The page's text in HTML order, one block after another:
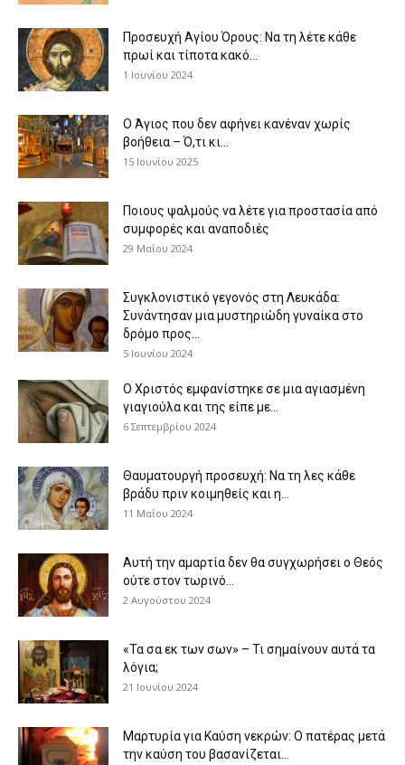
Προσευχή Αγίου Όρους: Να τη λέτε κάθε
πρωί και τίποτα κακό...
1 Ιουνίου 2024
Ο Άγιος που δεν αφήνει κανέναν χωρίς
βοήθεια – Ό,τι κι...
15 Ιουνίου 2025
Ποιους ψαλμούς να λέτε για προστασία από
συμφορές και αναποδιές
29 Μαΐου 2024
Συγκλονιστικό γεγονός στη Λευκάδα:
Συνάντησαν μια μυστηριώδη γυναίκα στο
δρόμο προς...
5 Ιουνίου 2024
Ο Χριστός εμφανίστηκε σε μια αγιασμένη
γιαγιούλα και της είπε με...
6 Σεπτεμβρίου 2024
Θαυματουργή προσευχή: Να τη λες κάθε
βράδυ πριν κοιμηθείς και η...
11 Μαΐου 2024
Αυτή την αμαρτία δεν θα συγχωρήσει ο Θεός
ούτε στον τωρινό...
2 Αυγούστου 2024
«Τα σα εκ των σων» – Τι σημαίνουν αυτά τα
λόγια;
21 Ιουνίου 2024
Μαρτυρία για Καύση νεκρών: Ο πατέρας μετά
την καύση του βασανίζεται...